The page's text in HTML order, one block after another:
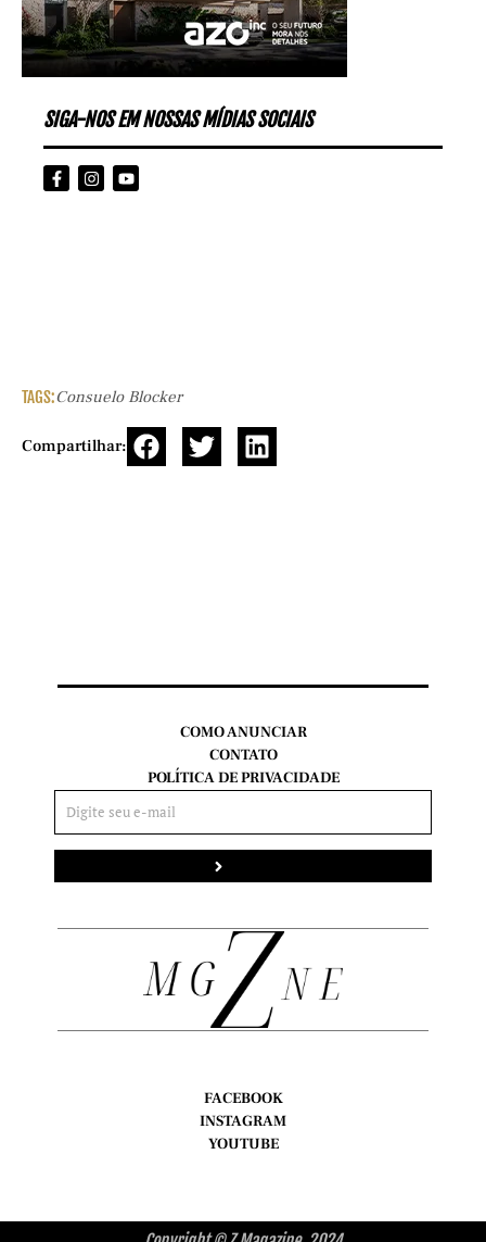
SIGA-NOS EM NOSSAS MÍDIAS SOCIAIS
TAGS:Consuelo Blocker
Compartilhar:
FACEBOOK
INSTAGRAM
YOUTUBE
COMO ANUNCIAR
CONTATO
POLÍTICA DE PRIVACIDADE